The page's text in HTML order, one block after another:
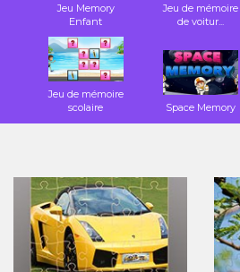
Jeu Memory
Enfant
Jeu de mémoire
de voitur...
Jeu de mémoire
scolaire
Space Memory